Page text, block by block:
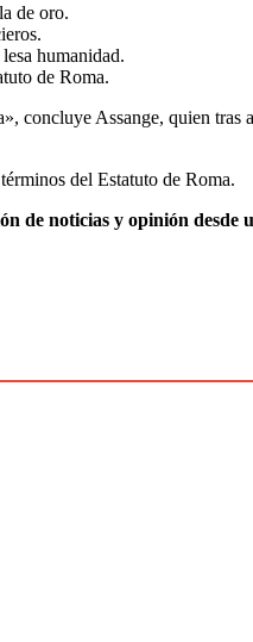
de oro.
humanidad.
de Roma.
concluye Assange, quien tras
del Estatuto de Roma.
noticias y opinión desde